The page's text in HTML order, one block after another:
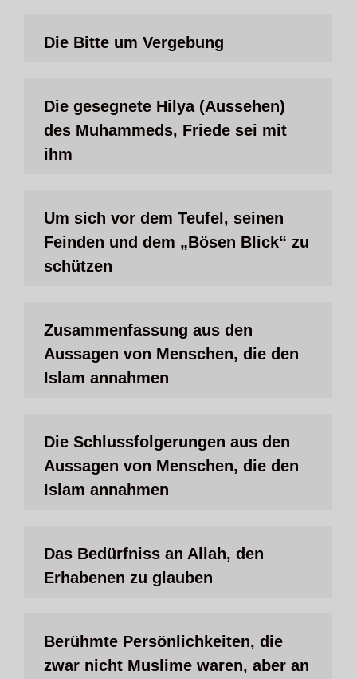
Die Bitte um Vergebung
Die gesegnete Hilya (Aussehen)
des Muhammeds, Friede sei mit
ihm
Um sich vor dem Teufel, seinen
Feinden und dem „Bösen Blick“ zu
schützen
Zusammenfassung aus den
Aussagen von Menschen, die den
Islam annahmen
Die Schlussfolgerungen aus den
Aussagen von Menschen, die den
Islam annahmen
Das Bedürfniss an Allah, den
Erhabenen zu glauben
Berühmte Persönlichkeiten, die
zwar nicht Muslime waren, aber an